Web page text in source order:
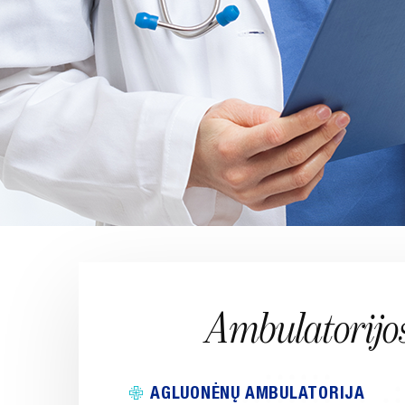
AGLUONĖNŲ AMBULATORIJA